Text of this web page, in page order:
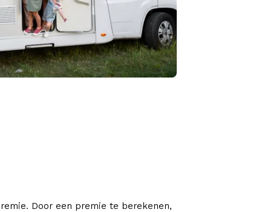
Door een premie te berekenen,